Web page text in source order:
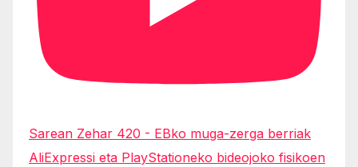
Sarean Zehar 420 - EBko muga-zerga berriak
AliExpressi eta PlayStationeko bideojoko fisikoen